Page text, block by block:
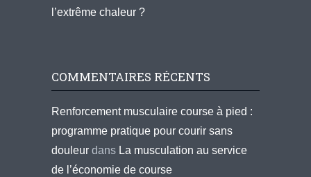
l’extrême chaleur ?
COMMENTAIRES RÉCENTS
Renforcement musculaire course à pied :
programme pratique pour courir sans
douleur dans La musculation au service
de l’économie de course